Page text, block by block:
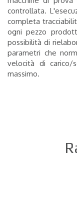
controllata.
completa
ogni pezzo
possibilità di
parametri che
velocità di carico/
massimo.